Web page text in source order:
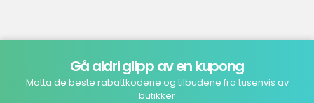
Gå aldri glipp av en kupong
Motta de beste rabattkodene og tilbudene fra tusenvis av
butikker